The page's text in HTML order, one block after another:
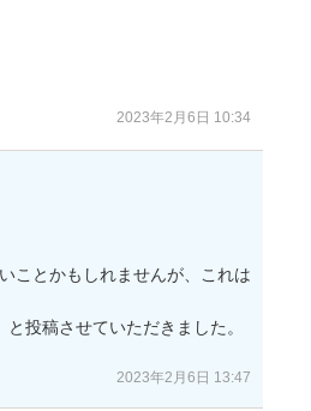
2023年2月6日 10:34
ことかもしれませんが、これは
投稿させていただきました。
2023年2月6日 13:47